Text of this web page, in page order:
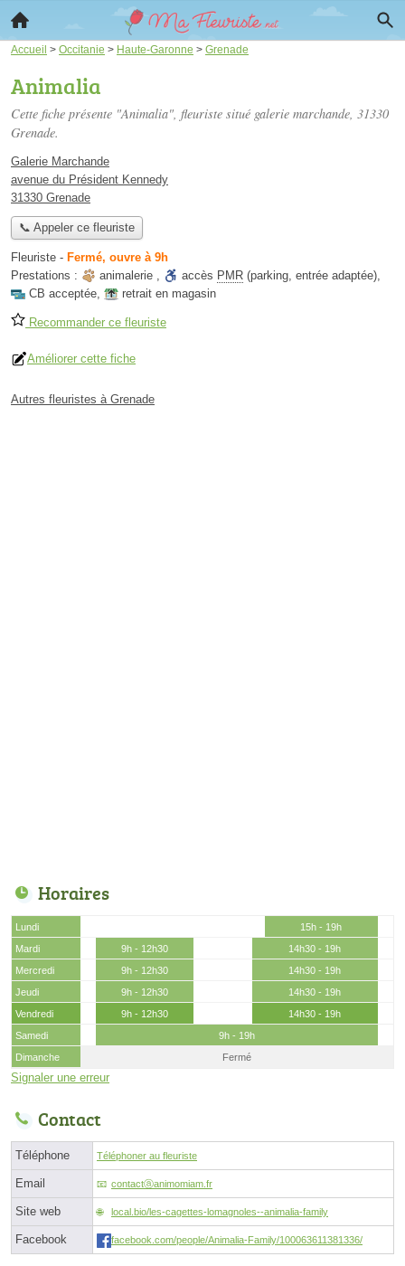
Accueil > Occitanie > Haute-Garonne > Grenade
Animalia
Cette fiche présente "Animalia", fleuriste situé galerie marchande, 31330
Grenade.
Galerie Marchande
avenue du Président Kennedy
31330 Grenade
📞 Appeler ce fleuriste
Fleuriste - Fermé, ouvre à 9h
Prestations :
animalerie , accès PMR (parking, entrée adaptée),
CB acceptée, retrait en magasin
Recommander ce fleuriste
Améliorer cette fiche
Autres fleuristes à Grenade
Horaires
Lundi
15h - 19h
Mardi
9h - 12h30
14h30 - 19h
Mercredi
9h - 12h30
14h30 - 19h
Jeudi
9h - 12h30
14h30 - 19h
Vendredi
9h - 12h30
14h30 - 19h
Samedi
9h - 19h
Dimanche
Fermé
Signaler une erreur
Contact
Téléphone Téléphoner au fleuriste
Email contactⓐanimomiam.fr
Site web local.bio/les-cagettes-lomagnoles--animalia-family
Facebook facebook.com/people/Animalia-Family/100063611381336/